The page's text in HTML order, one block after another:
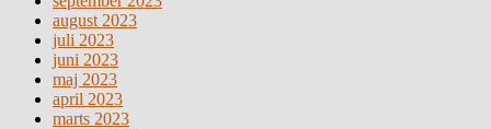
august 2023
juli 2023
juni 2023
maj 2023
april 2023
marts 2023